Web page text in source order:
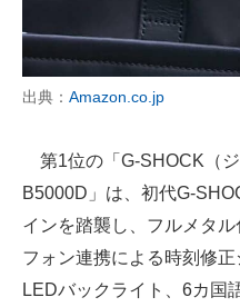
出典： Amazon.co.jp
第1位の「G-SHOCK（
B5000D」は、初代G-
インを踏襲し、フルメタ
フォン連携による時刻修
LEDバックライト、6カ国